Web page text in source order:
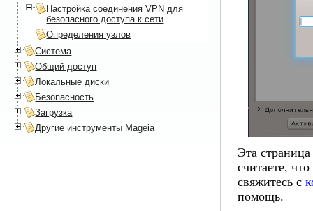
Эта
считаете,
свяжитесь с
помощь.
Настройка соединения VPN для
безопасного доступа к сети
Определения узлов
Система
Общий доступ
Локальные диски
Безопасность
Загрузка
Другие инструменты Mageia